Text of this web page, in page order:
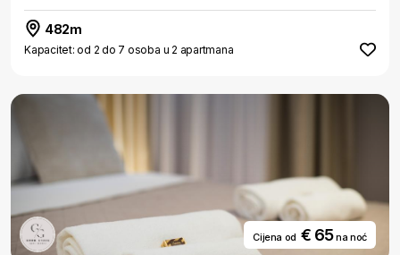
482m
Kapacitet: od 2 do 7 osoba u 2 apartmana
Cijena od € 65na noć